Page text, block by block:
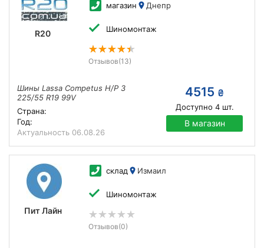
R20
магазин Днепр
Шиномонтаж
Отзывов(13)
Шины Lassa Competus H/P 3
225/55 R19 99V
Страна:
Год:
Актуальность 06.08.26
4515 ₴
Доступно 4шт.
В магазин
Пит Лайн
склад Измаил
Шиномонтаж
Отзывов(0)